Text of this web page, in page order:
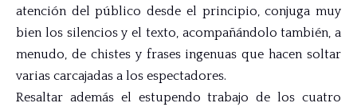
atención del público desde el principio, conjuga muy
bien los silencios y el texto, acompañándolo también, a
menudo, de chistes y frases ingenuas que hacen soltar
varias carcajadas a los espectadores.
Resaltar además el estupendo trabajo de los cuatro